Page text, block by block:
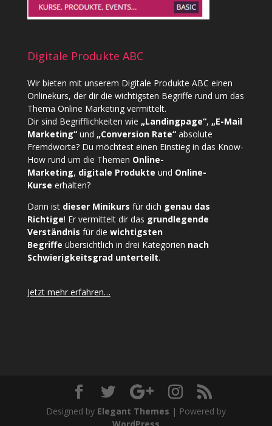
Digitale Produkte ABC
Wir bieten mit unserem Digitale Produkte ABC einen
Onlinekurs, der dir die wichtigsten Begriffe rund um das
Thema Online Marketing vermittelt.
Dir sind Begrifflichkeiten wie „Landingpage“, „E-Mail
Marketing“und „Conversion Rate“absolute
Fremdworte? Du möchtest einen Einstieg in das Know-
How rund um die Themen Online-
Marketing, digitale Produkte und Online-
Kurse erhalten?
Dann ist dieser Minikurs für dich genau das
Richtige! Er vermittelt dir das grundlegende
Verständnis für die wichtigsten
Begriffe übersichtlich in drei Kategorien nach
Schwierigkeitsgrad unterteilt.
Jetzt mehr erfahren…
Designed by Elegant Themes | Powered by